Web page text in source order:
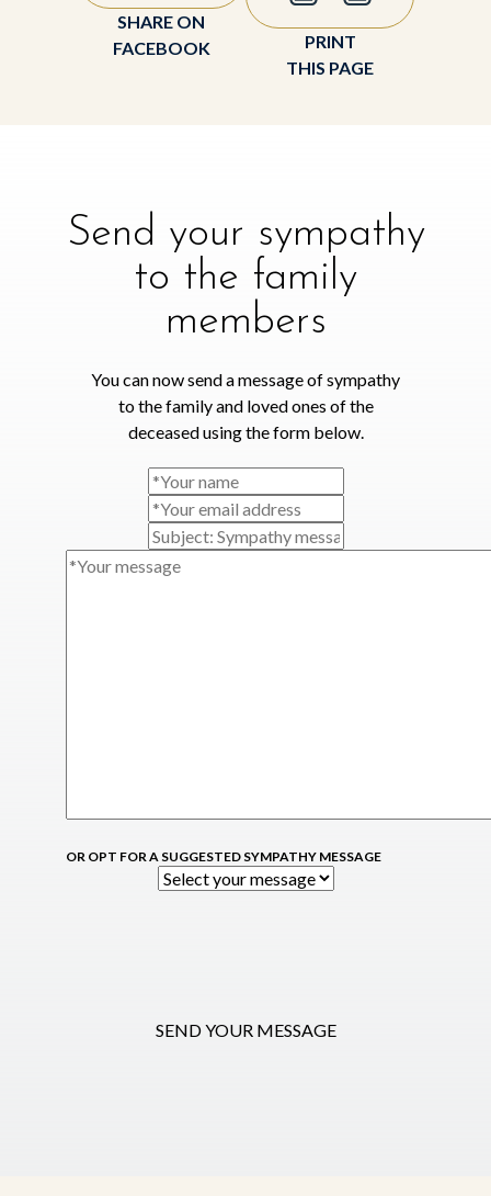
SHARE ON
FACEBOOK
PRINT
THIS PAGE
Send your sympathy
to the family
members
You can now send a message of sympathy
to the family and loved ones of the
deceased using the form below.
OR OPT FOR A SUGGESTED SYMPATHY MESSAGE
SEND YOUR MESSAGE